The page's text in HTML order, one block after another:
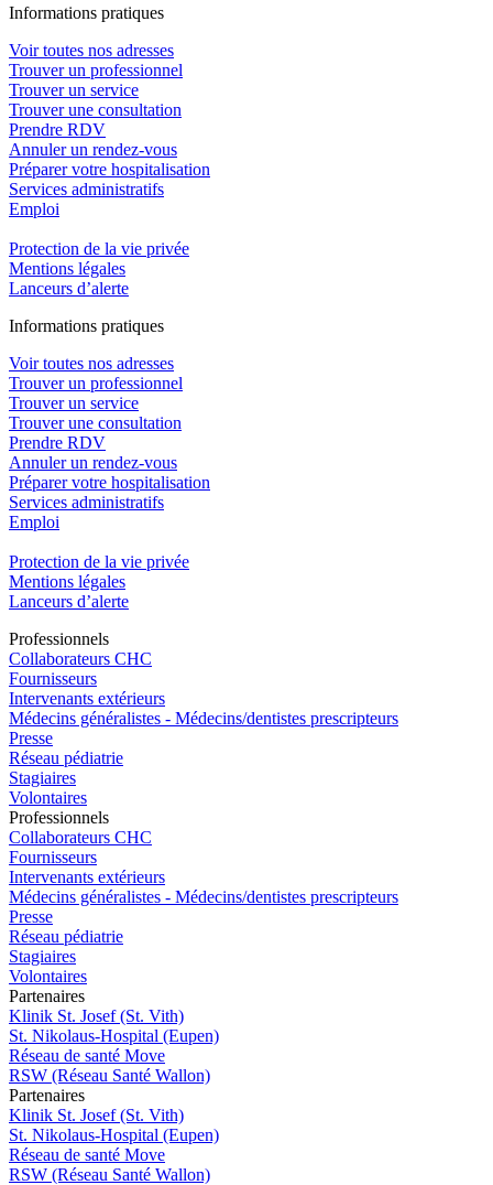
Informations pratiques
Voir toutes nos adresses
Trouver un professionnel
Trouver un service
Trouver une consultation
Prendre RDV
Annuler un rendez-vous
Préparer votre hospitalisation
Services administratifs
Emploi​
Protection de la vie privée
Mentions légales
Lanceurs d’alerte
Informations pratiques
Voir toutes nos adresses
Trouver un professionnel
Trouver un service
Trouver une consultation
Prendre RDV
Annuler un rendez-vous
Préparer votre hospitalisation
Services administratifs
Emploi​
Protection de la vie privée
Mentions légales
Lanceurs d’alerte
Professionnels
Collaborateurs CHC
Fournisseurs
Intervenants extérieurs
Médecins généralistes - Médecins/dentistes prescripteurs
Presse
Réseau pédiatrie
Stagiaires
Volontaires
Professionnels
Collaborateurs CHC
Fournisseurs
Intervenants extérieurs
Médecins généralistes - Médecins/dentistes prescripteurs
Presse
Réseau pédiatrie
Stagiaires
Volontaires
Partenaires
Klinik St. Josef (St. Vith)
St. Nikolaus-Hospital (Eupen)
Réseau de santé Move
RSW (Réseau Santé Wallon)
Partenaires
Klinik St. Josef (St. Vith)
St. Nikolaus-Hospital (Eupen)
Réseau de santé Move
RSW (Réseau Santé Wallon)